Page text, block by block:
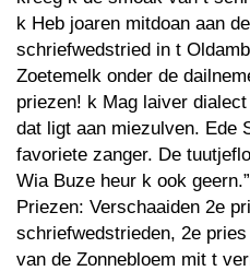
k Heb joaren mitdoan aan
schriefwedstried in t
Zoetemelk onder de
priezen! k Mag laiver
dat ligt aan miezulven. Ede
favoriete zanger. De
Wia Buze heur k ook geern.”
Priezen: Verschaaiden 2e
schriefwedstrieden, 2e
van de Zonnebloem mit t